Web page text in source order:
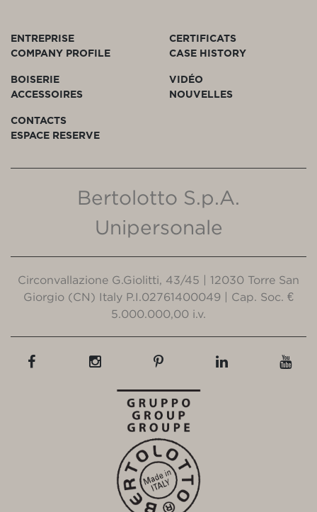
ENTREPRISE
COMPANY PROFILE
CERTIFICATS
CASE HISTORY
BOISERIE
ACCESSOIRES
VIDÉO
NOUVELLES
CONTACTS
ESPACE RESERVE
Bertolotto S.p.A.
Unipersonale
Circonvallazione G.Giolitti, 43/45 | 12030 Torre San
Giorgio (CN) Italy P.I.02761400049 | Cap. Soc. €
5.000.000,00 i.v.